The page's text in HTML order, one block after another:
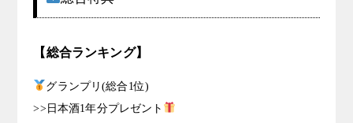
【総合ランキング】
グランプリ(総合1位)
>>日本酒1年分プレゼント